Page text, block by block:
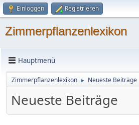
Einloggen Registrieren
Zimmerpflanzenlexikon
Hauptmenü
Zimmerpflanzenlexikon ► Neueste Beiträge
Neueste Beiträge